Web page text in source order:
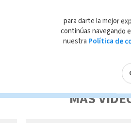
o parcial del contenido de esta página,
y un delito de conformidad con las leyes
MÁS
para darte la mejor
continúas navegando
nuestra Política de